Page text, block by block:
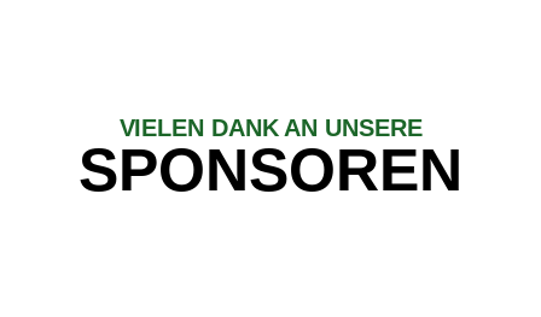
VIELEN DANK AN UNSERE
SPONSOREN